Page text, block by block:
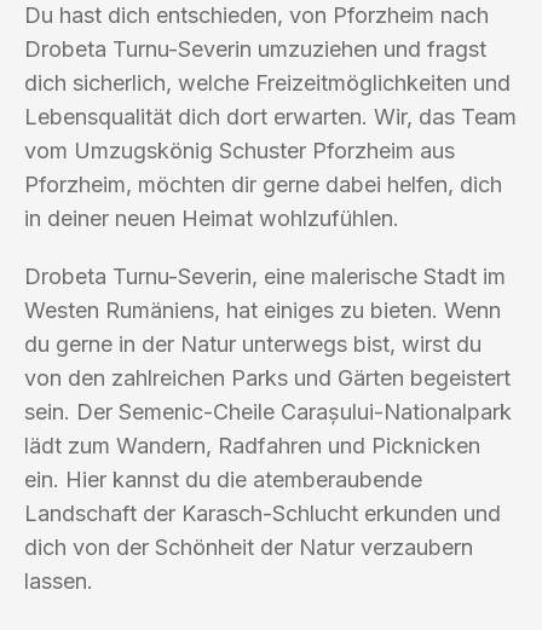
Du hast dich entschieden, von Pforzheim nach
Drobeta Turnu-Severin umzuziehen und fragst
dich sicherlich, welche Freizeitmöglichkeiten und
Lebensqualität dich dort erwarten. Wir, das Team
vom Umzugskönig Schuster Pforzheim aus
Pforzheim, möchten dir gerne dabei helfen, dich
in deiner neuen Heimat wohlzufühlen.
Drobeta Turnu-Severin, eine malerische Stadt im
Westen Rumäniens, hat einiges zu bieten. Wenn
du gerne in der Natur unterwegs bist, wirst du
von den zahlreichen Parks und Gärten begeistert
sein. Der Semenic-Cheile Carașului-Nationalpark
lädt zum Wandern, Radfahren und Picknicken
ein. Hier kannst du die atemberaubende
Landschaft der Karasch-Schlucht erkunden und
dich von der Schönheit der Natur verzaubern
lassen.